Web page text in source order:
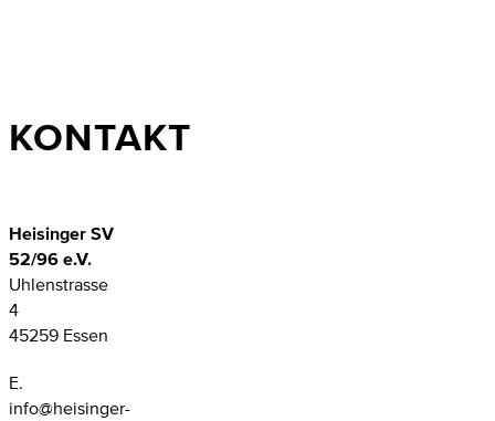
KONTAKT
Heisinger SV
52/96 e.V.
Uhlenstrasse
4
45259 Essen
E.
info@heisinger-